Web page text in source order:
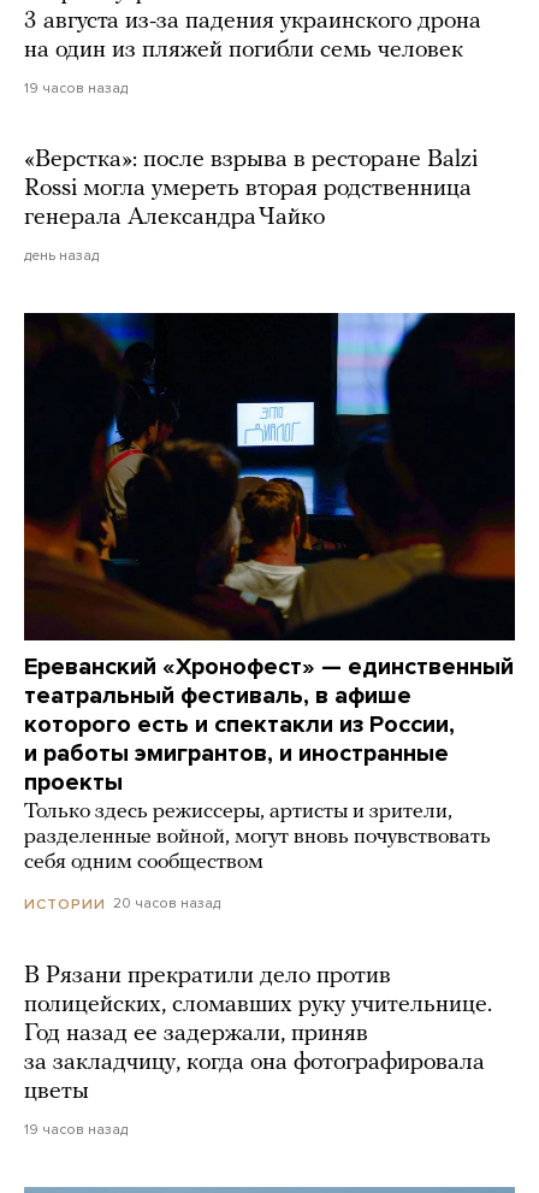
3 августа из-за падения украинского дрона
на один из пляжей погибли семь человек
19 часов назад
«Верстка»: после взрыва в ресторане Balzi
Rossi могла умереть вторая родственница
генерала Александра Чайко
день назад
Ереванский «Хронофест» — единственный
театральный фестиваль, в афише
которого есть и спектакли из России,
и работы эмигрантов, и иностранные
проекты
Только здесь режиссеры, артисты и зрители,
разделенные войной, могут вновь почувствовать
себя одним сообществом
ИСТОРИИ 20 часов назад
В Рязани прекратили дело против
полицейских, сломавших руку учительнице.
Год назад ее задержали, приняв
за закладчицу, когда она фотографировала
цветы
19 часов назад